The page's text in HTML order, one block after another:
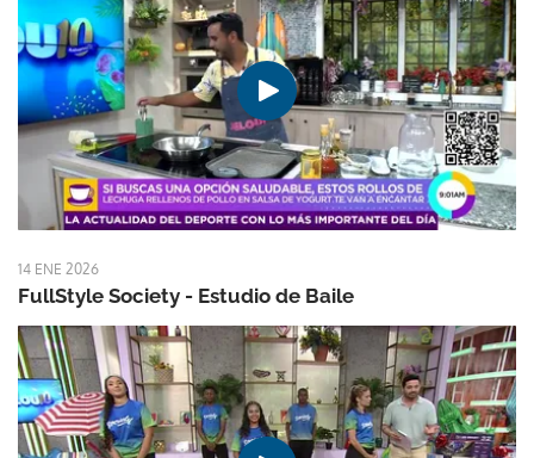
14 ENE 2026
FullStyle Society - Estudio de Baile